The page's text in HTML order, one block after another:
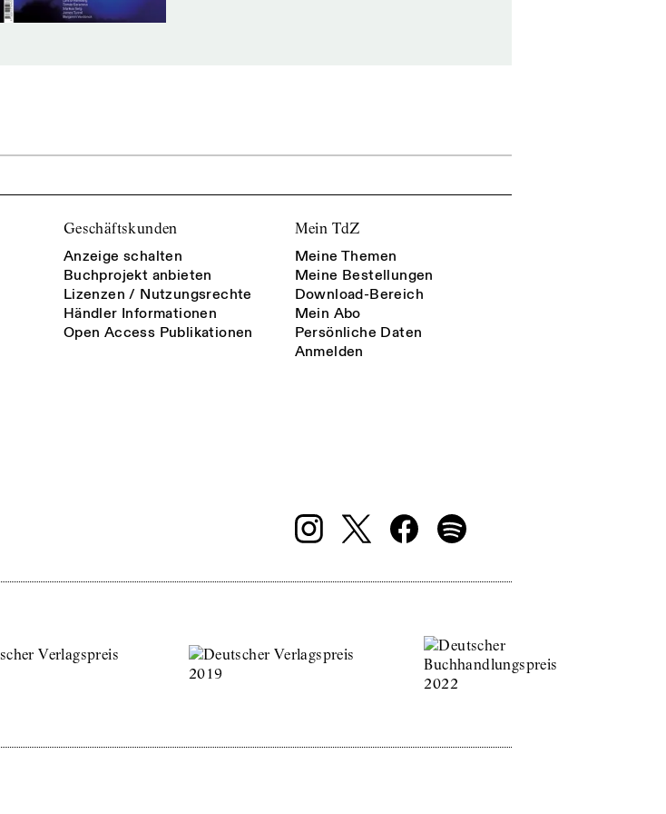
Geschäftskunden
Anzeige schalten
Buchprojekt anbieten
Lizenzen / Nutzungsrechte
Händler Informationen
Open Access Publikationen
Mein TdZ
Meine Themen
Meine Bestellungen
Download-Bereich
Mein Abo
Persönliche Daten
Anmelden